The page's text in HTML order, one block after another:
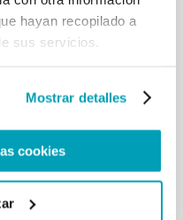
hayan recopilado a
sus servicios.
Mostrar detalles
cookies
que los gobiernos
sean
Ahora
curar, cuidar,